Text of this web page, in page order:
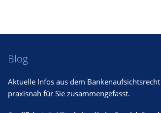
Blog
Aktuelle Infos aus dem Bankenaufsichtsrecht
praxisnah für Sie zusammengefasst.